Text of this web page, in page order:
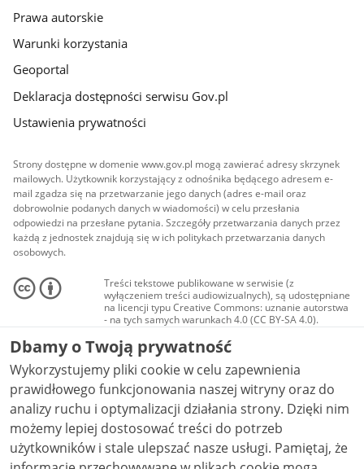
Prawa autorskie
Warunki korzystania
Geoportal
Deklaracja dostępności serwisu Gov.pl
Ustawienia prywatności
Strony dostępne w domenie www.gov.pl mogą zawierać adresy skrzynek
mailowych. Użytkownik korzystający z odnośnika będącego adresem e-
mail zgadza się na przetwarzanie jego danych (adres e-mail oraz
dobrowolnie podanych danych w wiadomości) w celu przesłania
odpowiedzi na przesłane pytania. Szczegóły przetwarzania danych przez
każdą z jednostek znajdują się w ich politykach przetwarzania danych
osobowych.
Treści tekstowe publikowane w serwisie (z
wyłączeniem treści audiowizualnych), są udostępniane
na licencji typu Creative Commons: uznanie autorstwa
- na tych samych warunkach 4.0 (CC BY-SA 4.0).
Materiały audiowizualne, w tym zdjęcia, materiały
audio i wideo, są udostępniane na licencji typu
Creative Commons: uznanie autorstwa użycie
niekomercyjne - bez utworów zależnych 4.0 (CC BY-
NC-ND 4.0), o ile nie jest to stwierdzone inaczej.
Dbamy o Twoją prywatność
Wykorzystujemy pliki cookie w celu zapewnienia
prawidłowego funkcjonowania naszej witryny oraz do
analizy ruchu i optymalizacji działania strony. Dzięki nim
możemy lepiej dostosować treści do potrzeb
użytkowników i stale ulepszać nasze usługi. Pamiętaj, że